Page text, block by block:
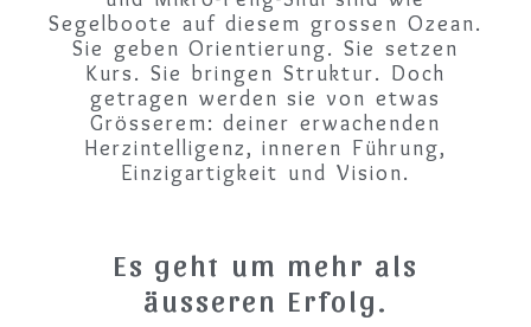
Segelboote auf diesem grossen Ozean.
Sie geben Orientierung. Sie setzen
Kurs. Sie bringen Struktur. Doch
getragen werden sie von etwas
Grösserem: deiner erwachenden
Herzintelligenz, inneren Führung,
Einzigartigkeit und Vision.
Es geht um mehr als
äusseren Erfolg.